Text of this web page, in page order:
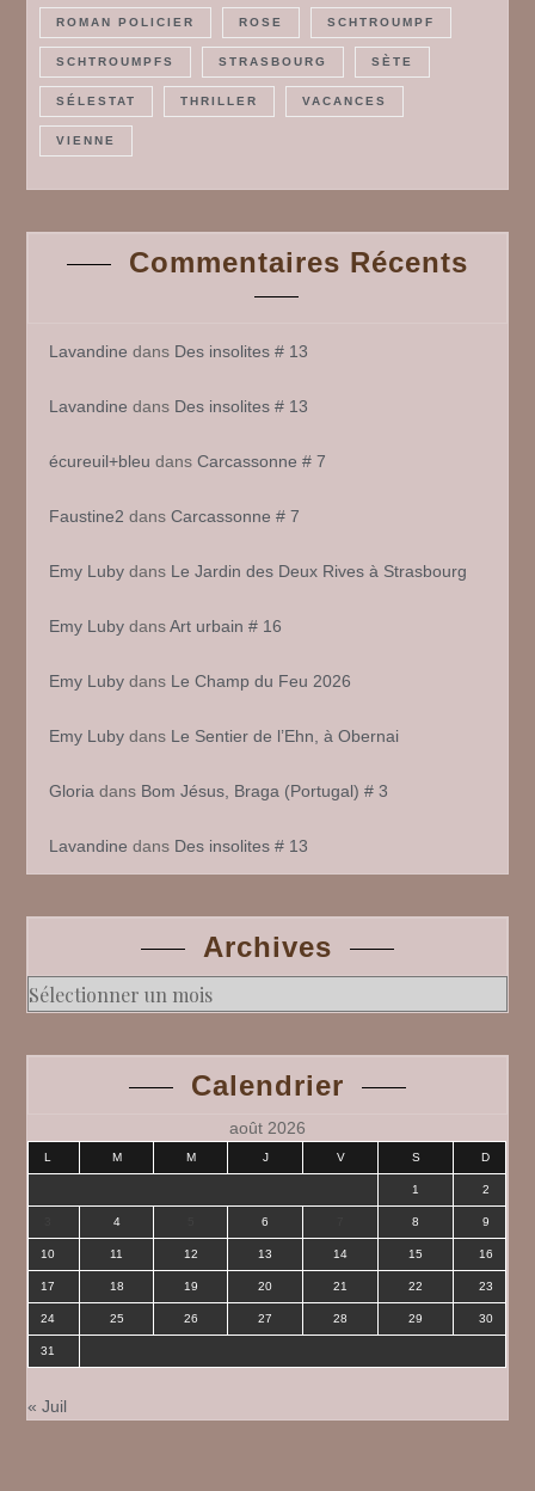
ROMAN POLICIER ROSE SCHTROUMPF
SCHTROUMPFS STRASBOURG SÈTE
SÉLESTAT THRILLER VACANCES
VIENNE
Commentaires Récents
Lavandine dans Des insolites # 13
Lavandine dans Des insolites # 13
écureuil+bleu dansCarcassonne # 7
Faustine2 dansCarcassonne # 7
Emy Luby dans Le Jardin des Deux Rives à Strasbourg
Emy Luby dansArt urbain # 16
Emy Luby dans Le Champ du Feu 2026
Emy Luby dans Le Sentier de l’Ehn, à Obernai
Gloria dans Bom Jésus, Braga (Portugal) # 3
Lavandine dans Des insolites # 13
Archives
Archives
Calendrier
août 2026
L M M J V S D
1 2
4 6 8 9
10 11 12 13 14 15 16
17 18 19 20 21 22 23
24 25 26 27 28 29 30
31
« Juil